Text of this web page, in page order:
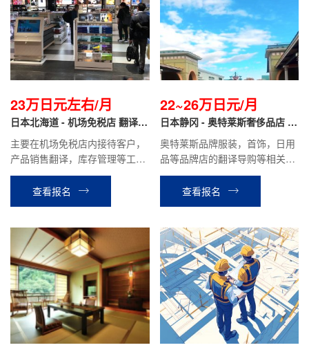
23万日元左右/月
日本北海道 - 机场免税店 翻译导
购
主要在机场免税店内接待客户，
产品销售翻译，库存管理等工
作。
查看报名
22~26万日元/月
日本静冈 - 奥特莱斯奢侈品店 翻
译导购
奥特莱斯品牌服装，首饰，日用
品等品牌店的翻译导购等相关工
作。
查看报名